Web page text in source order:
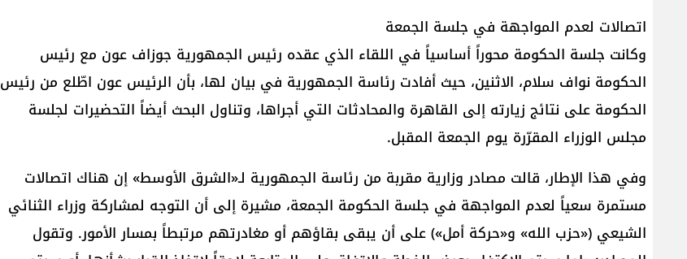
اتصالات لعدم المواجهة في جلسة الجمعة
وكانت جلسة الحكومة محوراً أساسياً في اللقاء الذي عقده رئيس الجمهورية جوزاف عون مع رئيس
الحكومة نواف سلام، الاثنين، حيث أفادت رئاسة الجمهورية في بيان لها، بأن الرئيس عون اطّلع من رئيس
الحكومة على نتائج زيارته إلى القاهرة والمحادثات التي أجراها، وتناول البحث أيضاً التحضيرات لجلسة
مجلس الوزراء المقرّرة يوم الجمعة المقبل.
وفي هذا الإطار، قالت مصادر وزارية مقربة من رئاسة الجمهورية لـ«الشرق الأوسط» إن هناك اتصالات
مستمرة سعياً لعدم المواجهة في جلسة الحكومة الجمعة، مشيرة إلى أن التوجه لمشاركة وزراء الثنائي
الشيعي («حزب الله» و«حركة أمل») على أن يبقى بقاؤهم أو مغادرتهم مرتبطاً بمسار الأمور. وتقول